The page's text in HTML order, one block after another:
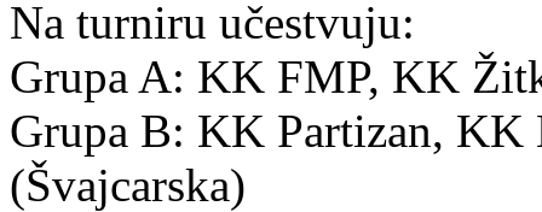
Na turniru učestvuju:
Grupa A: KK FMP, KK
Grupa B: KK Partizan, KK
(Švajcarska)